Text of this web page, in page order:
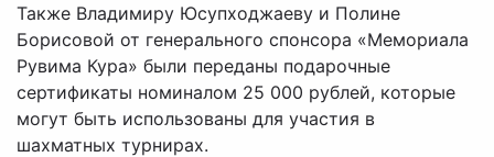
Также Владимиру Юсупходжаеву и Полине
Борисовой от генерального спонсора «Мемориала
Рувима Кура» были переданы подарочные
сертификаты номиналом 25 000 рублей, которые
могут быть использованы для участия в
шахматных турнирах.